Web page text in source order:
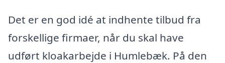
Det er en god idé at indhente tilbud fra
forskellige firmaer, når du skal have
udført kloakarbejde i Humlebæk. På den